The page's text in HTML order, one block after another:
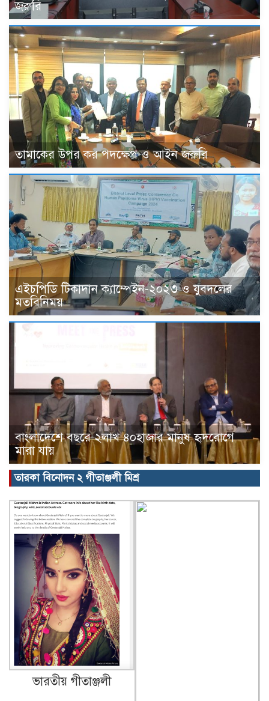
জরুরি
তামাকের উপর কর পদক্ষেপ ও আইন জরুরি
এইচপিডি টিকাদান ক্যাম্পেইন-২০২৩ ও যুবদলের
মতবিনিময়
বাংলাদেশে বছরে ২লাখ ৪০হাজার মানুষ হৃদরোগে
মারা যায়
তারকা বিনোদন ২ গীতাঞ্জলী মিশ্র
ভারতীয় গীতাঞ্জলী